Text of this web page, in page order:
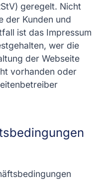
geregelt. Nicht
der Kunden und
ist das Impressum
wer die
der Webseite
vorhanden oder